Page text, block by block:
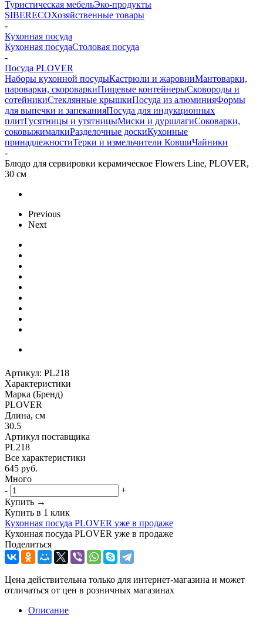
Туристическая мебельЭко-продукты
SIBERECOХозяйственные товары
-
Кухонная посуда
Кухонная посудаСтоловая посуда
-
Посуда PLOVER
Наборы кухонной посудыКастрюли и жаровниМантоварки,
пароварки, скороваркиПищевые контейнерыСковороды и
сотейникиСтеклянные крышкиПосуда из алюминияФормы
для выпечки и запеканияПосуда для индукционных
плитГусятницы и утятницыМиски и дуршлагиСоковарки,
соковыжималкиРазделочные доскиКухонные
принадлежностиТерки и измельчители КовшиЧайники
-
Блюдо для сервировки керамическое Flowers Line, PLOVER,
30 см
Previous
Next
Артикул: PL218
Характеристики
Марка (Бренд)
PLOVER
Длина, см
30.5
Артикул поставщика
PL218
Все характеристики
645 руб.
Много
-
+
Купить →
Купить в 1 клик
Кухонная посуда PLOVER уже в продаже
Кухонная посуда PLOVER уже в продаже
Поделиться
Цена действительна только для интернет-магазина и может
отличаться от цен в розничных магазинах
Описание